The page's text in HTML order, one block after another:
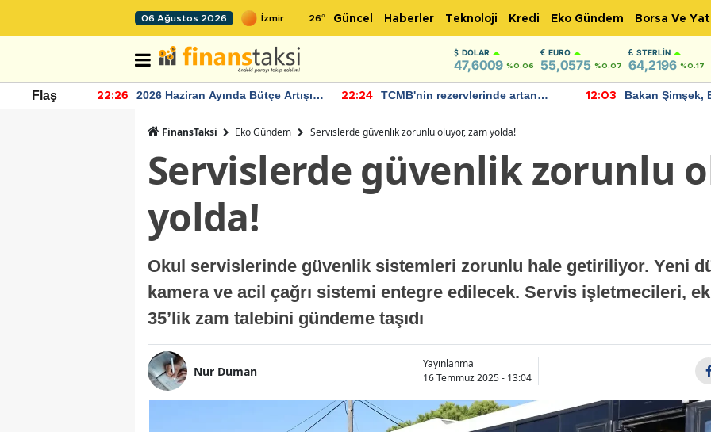
06 Ağustos 2026 26° Güncel Haberler Teknoloji Kredi Eko Gündem Borsa Ve
DOLAR
47,6009 %0.06
EURO
55,0575 %0.07
STERLIN
64,2196 %0.17
Flaş 22:26
2026 Haziran Ayında Bütçe Artışı
22:24
TCMB'nin rezervlerinde artan
12:03
Bakan Şimşek,
FinansTaksi Eko Gündem Servislerde güvenlik zorunlu oluyor, zam yolda!
Servislerde güvenlik zorunlu
yolda!
Okul servislerinde güvenlik sistemleri zorunlu hale getiriliyor. Yeni
kamera ve acil çağrı sistemi entegre edilecek. Servis işletmecileri,
35’lik zam talebini gündeme taşıdı
Nur Duman
Yayınlanma
16 Temmuz 2025 - 13:04